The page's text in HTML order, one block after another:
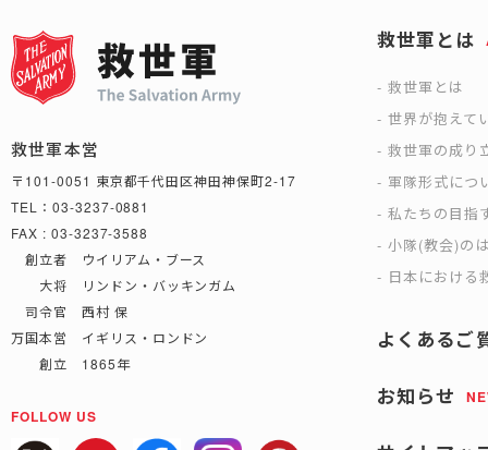
救世軍本営
〒101-0051 東京都千代田区神田神保町2-17
TEL：03-3237-0881
FAX : 03-3237-3588
創立者 ウイリアム・ブース
大将 リンドン・バッキンガム
司令官 西村 保
万国本営 イギリス・ロンドン
創立 1865年
FOLLOW US
救世軍とは
救世軍とは
世界が抱えて
救世軍の成り
軍隊形式につ
私たちの目指
小隊(教会)の
日本における
よくあるご
お知らせ